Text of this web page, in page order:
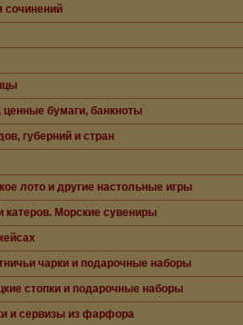
сочинений
бумаги, банкноты
губерний и стран
лото и другие настольные игры
катеров. Морские сувениры
чарки и подарочные наборы
стопки и подарочные наборы
и сервизы из фарфора